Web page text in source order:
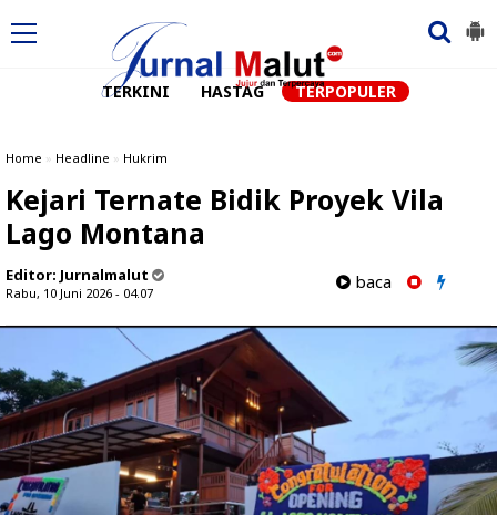
TERKINI HASTAG TERPOPULER
Home » Headline » Hukrim
Kejari Ternate Bidik Proyek Vila
Lago Montana
Editor: Jurnalmalut
Rabu, 10 Juni 2026 - 04.07
baca